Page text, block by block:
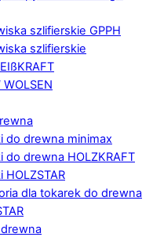
szlifierskie GPPH
szlifierskie
do drewna minimax
do drewna HOLZKRAFT
HOLZSTAR
dla tokarek do drewna